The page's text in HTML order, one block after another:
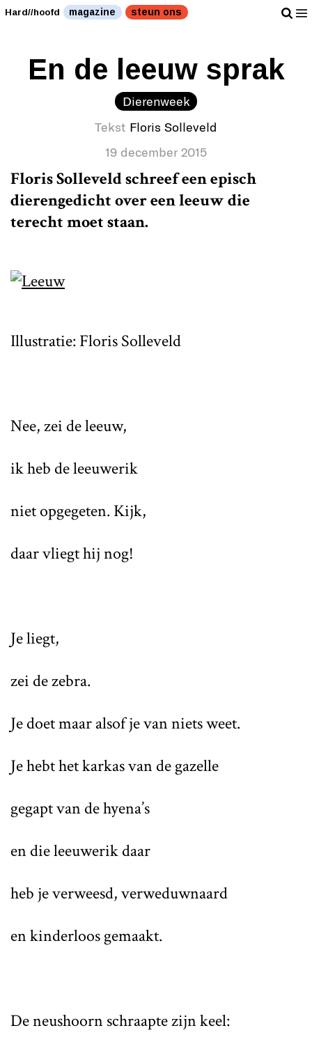
Hard//hoofd magazine steun ons
En de leeuw sprak
Dierenweek
Tekst Floris Solleveld
19 december 2015
Floris Solleveld schreef een episch
dierengedicht over een leeuw die
terecht moet staan.
Illustratie: Floris Solleveld
Nee, zei de leeuw,
ik heb de leeuwerik
niet opgegeten. Kijk,
daar vliegt hij nog!
Je liegt,
zei de zebra.
Je doet maar alsof je van niets weet.
Je hebt het karkas van de gazelle
gegapt van de hyena’s
en die leeuwerik daar
heb je verweesd, verweduwnaard
en kinderloos gemaakt.
De neushoorn schraapte zijn keel: